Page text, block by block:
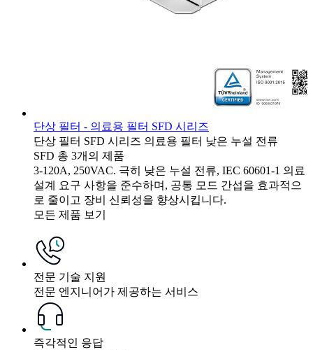
단상 필터 - 의료용 필터 SFD 시리즈
단상 필터 SFD 시리즈 의료용 필터 낮은 누설 전류
SFD 총 3개의 제품
3-120A, 250VAC. 극히 낮은 누설 전류, IEC 60601-1 의료
설계 요구 사항을 준수하며, 공통 모드 간섭을 효과적으
로 줄이고 장비 신뢰성을 향상시킵니다.
모든 제품 보기
전문 기술 지원
전문 엔지니어가 제공하는 서비스
즉각적인 응답